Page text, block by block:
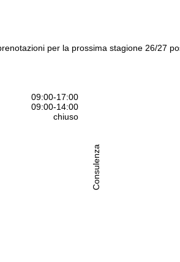
09:00-17:00
09:00-14:00
chiuso
Consulenza
per la prossima stagione 26/27